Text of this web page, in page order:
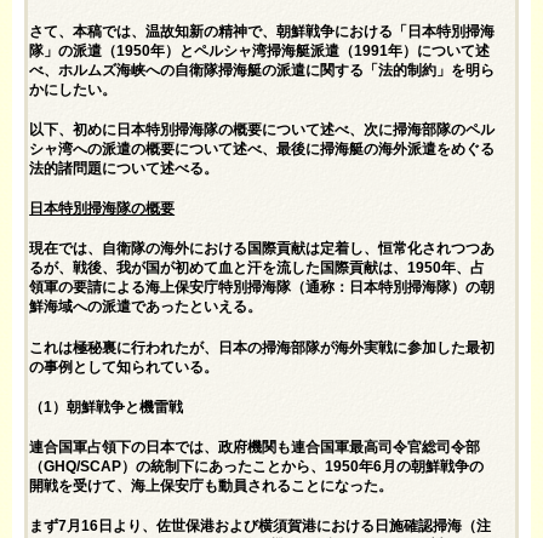
さて、本稿では、温故知新の精神で、朝鮮戦争における「日本特別掃海
隊」の派遣（1950年）とペルシャ湾掃海艇派遣（1991年）について述
べ、ホルムズ海峡への自衛隊掃海艇の派遣に関する「法的制約」を明ら
かにしたい。
以下、初めに日本特別掃海隊の概要について述べ、次に掃海部隊のペル
シャ湾への派遣の概要について述べ、最後に掃海艇の海外派遣をめぐる
法的諸問題について述べる。
日本特別掃海隊の概要
現在では、自衛隊の海外における国際貢献は定着し、恒常化されつつあ
るが、戦後、我が国が初めて血と汗を流した国際貢献は、1950年、占
領軍の要請による海上保安庁特別掃海隊（通称：日本特別掃海隊）の朝
鮮海域への派遣であったといえる。
これは極秘裏に行われたが、日本の掃海部隊が海外実戦に参加した最初
の事例として知られている。
（1）朝鮮戦争と機雷戦
連合国軍占領下の日本では、政府機関も連合国軍最高司令官総司令部
（GHQ/SCAP）の統制下にあったことから、1950年6月の朝鮮戦争の
開戦を受けて、海上保安庁も動員されることになった。
まず7月16日より、佐世保港および横須賀港における日施確認掃海（注